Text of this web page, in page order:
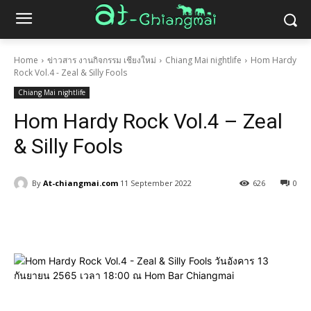
Home ข่าวสาร งานกิจกรรม เชียงใหม่ Chiang Mai nightlife
Hom Hardy
Rock Vol.4 - Zeal & Silly Fools
Chiang Mai nightlife
Hom Hardy Rock Vol.4 – Zeal
& Silly Fools
By At-chiangmai.com 11 September 2022 0
626